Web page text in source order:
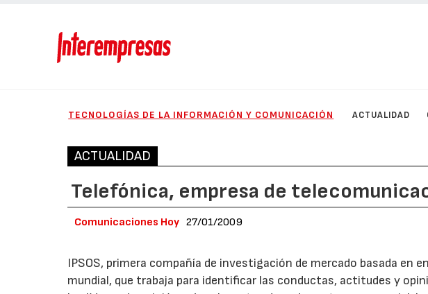
TECNOLOGÍAS DE LA INFORMACIÓN Y COMUNICACIÓN ACTUALIDAD
ACTUALIDAD
Telefónica, empresa de
Comunicaciones Hoy 27/01/2009
IPSOS, primera compañía de investigación de mercado basada en
mundial, que trabaja para identificar las conductas, actitudes y